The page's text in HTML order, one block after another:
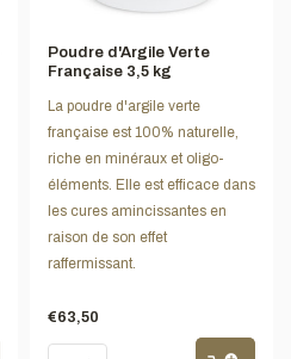
Poudre d'Argile Verte
Française 3,5 kg
La poudre d'argile verte
française est 100% naturelle,
riche en minéraux et oligo-
éléments. Elle est efficace dans
les cures amincissantes en
raison de son effet
raffermissant.
€63,50